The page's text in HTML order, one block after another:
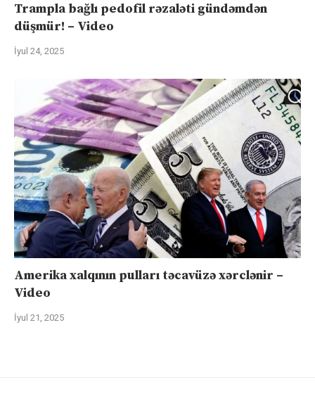
Trampla bağlı pedofil rəzaləti gündəmdən
düşmür! – Video
İyul 24, 2025
Amerika xalqının pulları təcavüzə xərclənir –
Video
İyul 21, 2025